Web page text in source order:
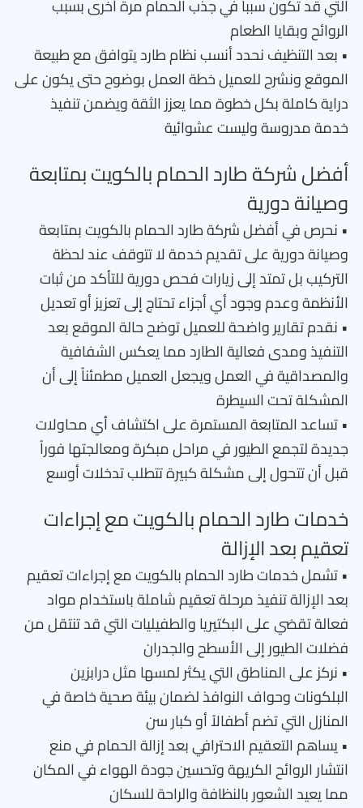
التي قد تكون سبباً في جذب الحمام مرة أخرى بسبب
الروائح وبقايا الطعام
• بعد التنظيف نحدد أنسب نظام طارد يتوافق مع طبيعة
الموقع ونشرح للعميل خطة العمل بوضوح حتى يكون على
دراية كاملة بكل خطوة مما يعزز الثقة ويضمن تنفيذ
خدمة مدروسة وليست عشوائية
أفضل شركة طارد الحمام بالكويت بمتابعة
وصيانة دورية
• نحرص في أفضل شركة طارد الحمام بالكويت بمتابعة
وصيانة دورية على تقديم خدمة لا تتوقف عند لحظة
التركيب بل تمتد إلى زيارات فحص دورية للتأكد من ثبات
الأنظمة وعدم وجود أي أجزاء تحتاج إلى تعزيز أو تعديل
• نقدم تقارير واضحة للعميل توضح حالة الموقع بعد
التنفيذ ومدى فعالية الطارد مما يعكس الشفافية
والمصداقية في العمل ويجعل العميل مطمئناً إلى أن
المشكلة تحت السيطرة
• تساعد المتابعة المستمرة على اكتشاف أي محاولات
جديدة لتجمع الطيور في مراحل مبكرة ومعالجتها فوراً
قبل أن تتحول إلى مشكلة كبيرة تتطلب تدخلات أوسع
خدمات طارد الحمام بالكويت مع إجراءات
تعقيم بعد الإزالة
• تشمل خدمات طارد الحمام بالكويت مع إجراءات تعقيم
بعد الإزالة تنفيذ مرحلة تعقيم شاملة باستخدام مواد
فعالة تقضي على البكتيريا والطفيليات التي قد تنتقل من
فضلات الطيور إلى الأسطح والجدران
• نركز على المناطق التي يكثر لمسها مثل درابزين
البلكونات وحواف النوافذ لضمان بيئة صحية خاصة في
المنازل التي تضم أطفالاً أو كبار سن
• يساهم التعقيم الاحترافي بعد إزالة الحمام في منع
انتشار الروائح الكريهة وتحسين جودة الهواء في المكان
مما يعيد الشعور بالنظافة والراحة للسكان